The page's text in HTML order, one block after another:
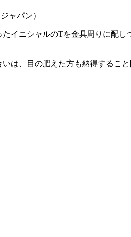
ャパン）
イニシャルのTを金具周りに配
は、目の肥えた方も納得するこ